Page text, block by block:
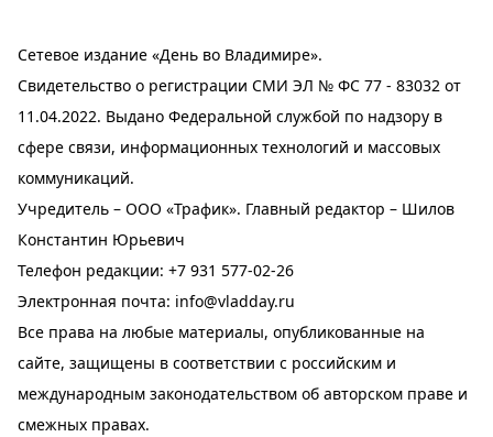
Сетевое издание «День во Владимире».
Свидетельство о регистрации СМИ ЭЛ № ФС 77 - 83032 от
11.04.2022. Выдано Федеральной службой по надзору в
сфере связи, информационных технологий и массовых
коммуникаций.
Учредитель – ООО «Трафик». Главный редактор – Шилов
Константин Юрьевич
Телефон редакции: +7 931 577-02-26
Электронная почта: info@vladday.ru
Все права на любые материалы, опубликованные на
сайте, защищены в соответствии с российским и
международным законодательством об авторском праве и
смежных правах.